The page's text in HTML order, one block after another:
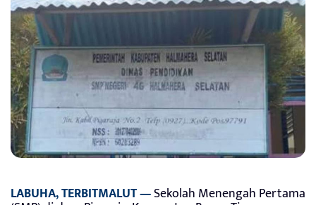
LABUHA, TERBITMALUT —Sekolah Menengah Pertama